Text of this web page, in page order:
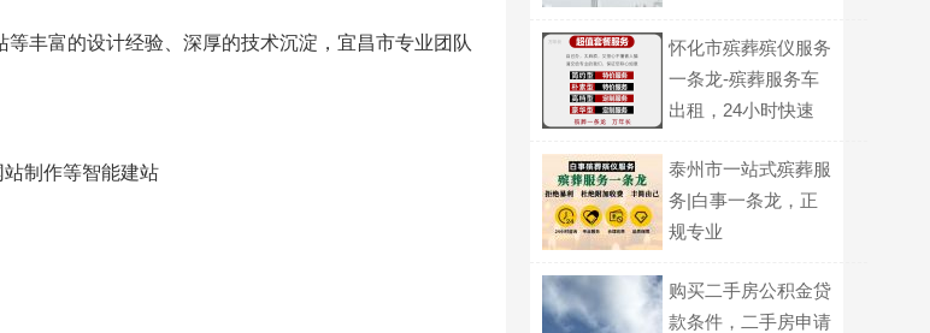
丰富的设计经验、深厚的技术沉淀，宜昌市专业团队
制作等智能建站
怀化市殡葬殡仪服务
一条龙-殡葬服务车
出租，24小时快速
泰州市一站式殡葬服
务|白事一条龙，正
规专业
购买二手房公积金贷
款条件，二手房申请